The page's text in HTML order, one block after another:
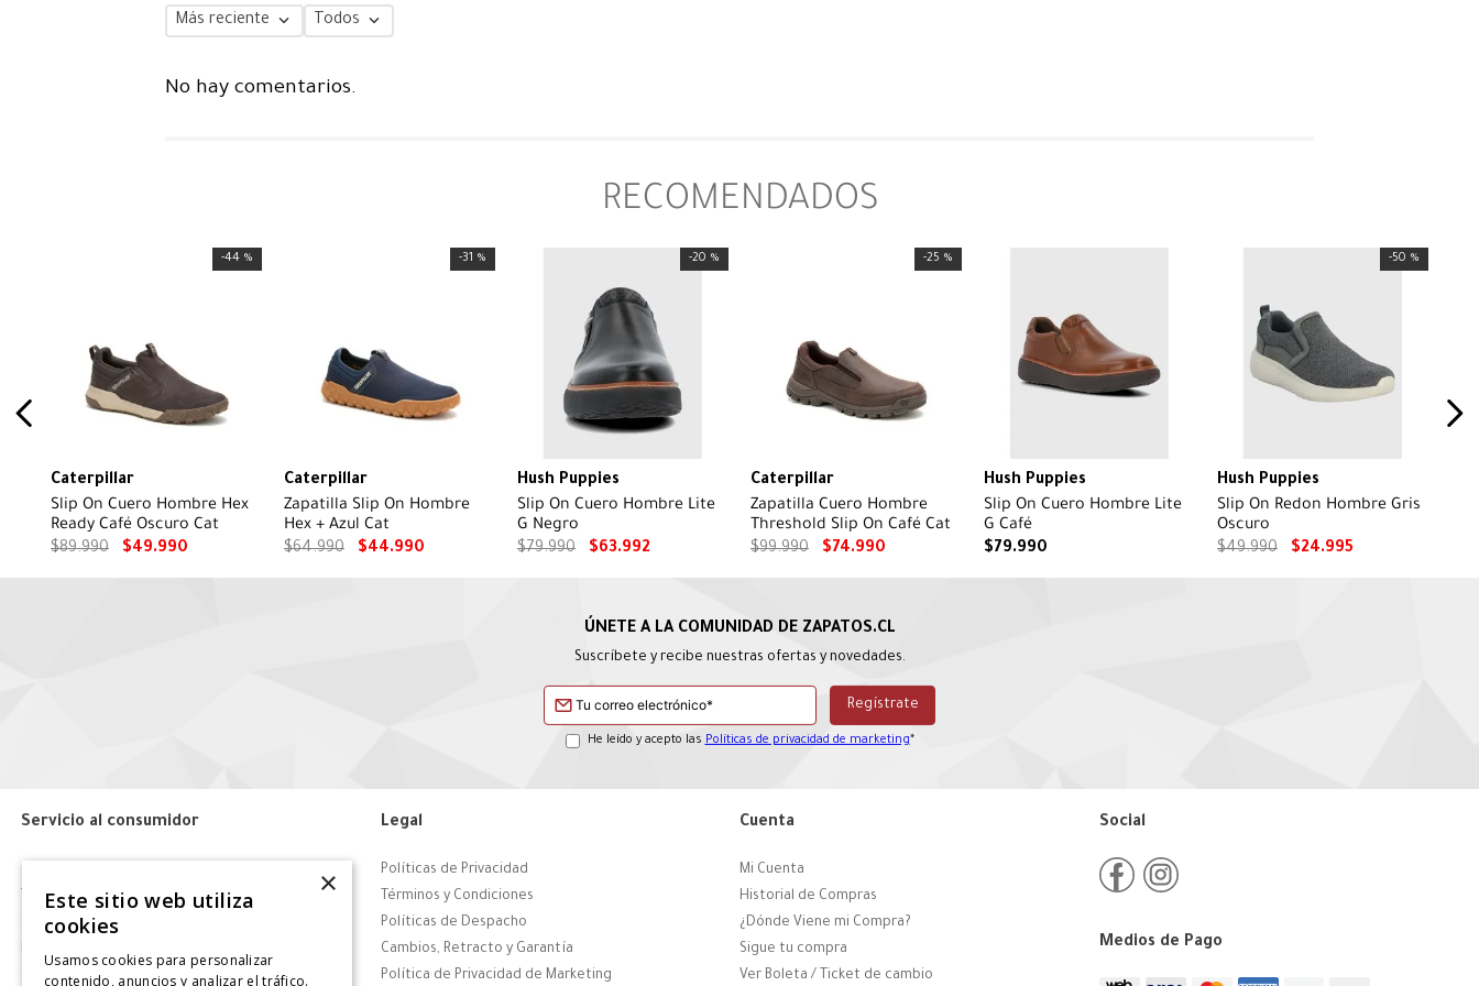
Más reciente Todos
No hay comentarios.
RECOMENDADOS
-44 %
Caterpillar
Slip On Cuero Hombre Hex
Ready Café Oscuro Cat
$89.990 $49.990
-31 %
Caterpillar
Zapatilla Slip On Hombre
Hex + Azul Cat
$64.990 $44.990
-20 %
Hush Puppies
Slip On Cuero Hombre Lite
G Negro
$79.990 $63.992
-25 %
Caterpillar
Zapatilla Cuero Hombre
Threshold Slip On Café Cat
$99.990 $74.990
Hush Puppies
Slip On Cuero Hombre Lite
G Café
$79.990
-50 %
Hush Puppies
Slip On Redon Hombre Gris
Oscuro
$49.990 $24.995
Suscríbete y recibe nuestras ofertas y novedades.
He leído y acepto las Políticas de privacidad de marketing*
Servicio al consumidor
Tiendas
Contáctanos
Giftcard
Legal
Políticas de Privacidad
Términos y Condiciones
Políticas de Despacho
Cambios, Retracto y Garantía
Política de Privacidad de Marketing
Cuenta
Mi Cuenta
Historial de Compras
¿Dónde Viene mi Compra?
Sigue tu compra
Ver Boleta / Ticket de cambio
Social
Medios de Pago
×
Este sitio web utiliza
cookies
Usamos cookies para personalizar
contenido, anuncios y analizar el tráfico.